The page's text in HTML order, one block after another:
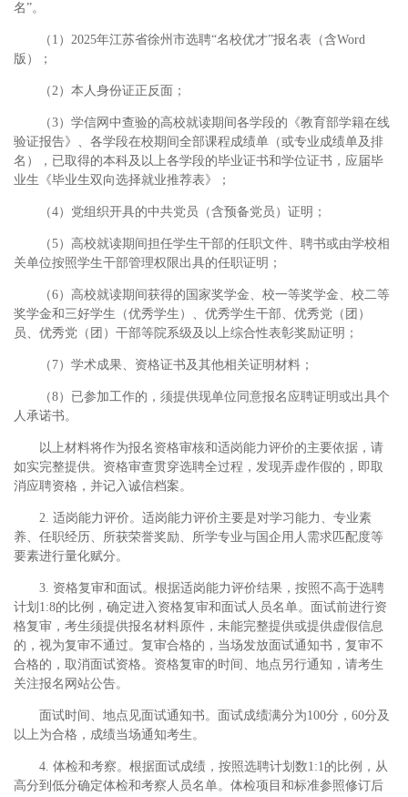
名”。
（1）2025年江苏省徐州市选聘“名校优才”报名表（含Word
版）；
（2）本人身份证正反面；
（3）学信网中查验的高校就读期间各学段的《教育部学籍在线
验证报告》、各学段在校期间全部课程成绩单（或专业成绩单及排
名），已取得的本科及以上各学段的毕业证书和学位证书，应届毕
业生《毕业生双向选择就业推荐表》；
（4）党组织开具的中共党员（含预备党员）证明；
（5）高校就读期间担任学生干部的任职文件、聘书或由学校相
关单位按照学生干部管理权限出具的任职证明；
（6）高校就读期间获得的国家奖学金、校一等奖学金、校二等
奖学金和三好学生（优秀学生）、优秀学生干部、优秀党（团）
员、优秀党（团）干部等院系级及以上综合性表彰奖励证明；
（7）学术成果、资格证书及其他相关证明材料；
（8）已参加工作的，须提供现单位同意报名应聘证明或出具个
人承诺书。
以上材料将作为报名资格审核和适岗能力评价的主要依据，请
如实完整提供。资格审查贯穿选聘全过程，发现弄虚作假的，即取
消应聘资格，并记入诚信档案。
2. 适岗能力评价。适岗能力评价主要是对学习能力、专业素
养、任职经历、所获荣誉奖励、所学专业与国企用人需求匹配度等
要素进行量化赋分。
3. 资格复审和面试。根据适岗能力评价结果，按照不高于选聘
计划1:8的比例，确定进入资格复审和面试人员名单。面试前进行资
格复审，考生须提供报名材料原件，未能完整提供或提供虚假信息
的，视为复审不通过。复审合格的，当场发放面试通知书，复审不
合格的，取消面试资格。资格复审的时间、地点另行通知，请考生
关注报名网站公告。
面试时间、地点见面试通知书。面试成绩满分为100分，60分及
以上为合格，成绩当场通知考生。
4. 体检和考察。根据面试成绩，按照选聘计划数1:1的比例，从
高分到低分确定体检和考察人员名单。体检项目和标准参照修订后